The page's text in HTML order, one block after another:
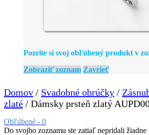
Pozrite si svoj obľúbený produkt v
Zobraziť zoznam Zavrieť
Domov / Svadobné obrúčky /
zlaté / Dámsky prsteň zlatý
Obľúbené - 0
Do svojho zoznamu ste zatiaľ nepridali žiadne